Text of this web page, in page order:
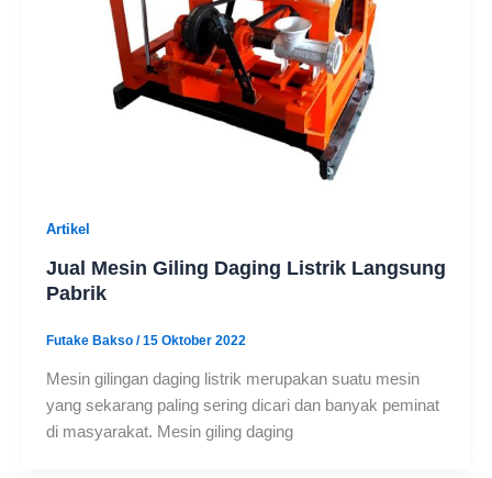
Artikel
Jual Mesin Giling Daging Listrik Langsung
Pabrik
Futake Bakso /15 Oktober 2022
Mesin gilingan daging listrik merupakan suatu mesin
yang sekarang paling sering dicari dan banyak peminat
di masyarakat. Mesin giling daging